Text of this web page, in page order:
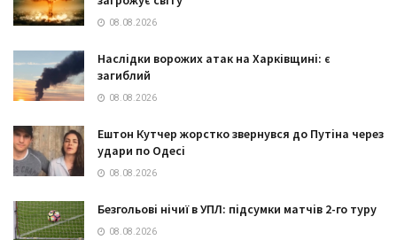
08.08.2026
Наслідки ворожих атак на Харківщині: є
загиблий
08.08.2026
Ештон Кутчер жорстко звернувся до Путіна через
удари по Одесі
08.08.2026
Безгольові нічиї в УПЛ: підсумки матчів 2-го туру
08.08.2026